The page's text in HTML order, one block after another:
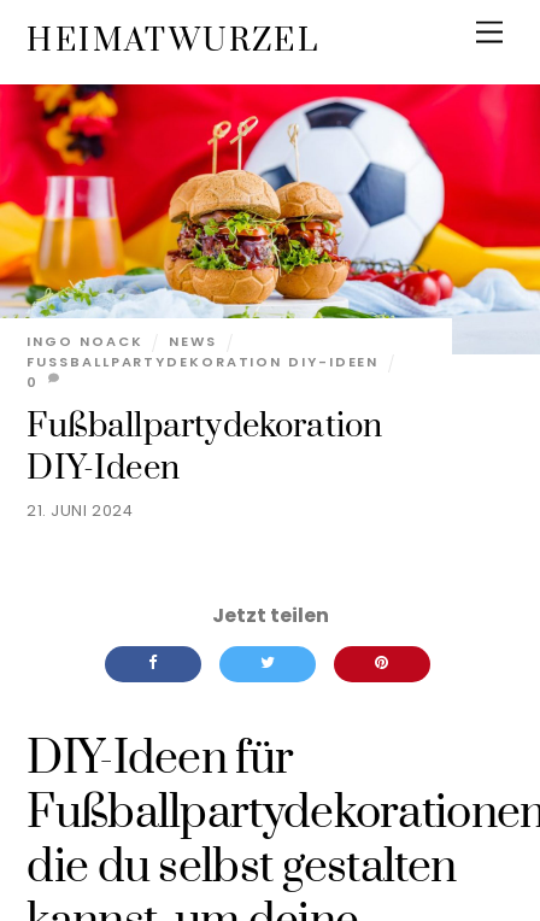
content
HEIMATWURZEL
21. JUNI 2024
Fußballpartydekoration
DIY-Ideen
INGO NOACK
NEWS
FUSSBALLPARTYDEKORATION DIY-IDEEN
0
DIY-Ideen für
die du selbst gestalten